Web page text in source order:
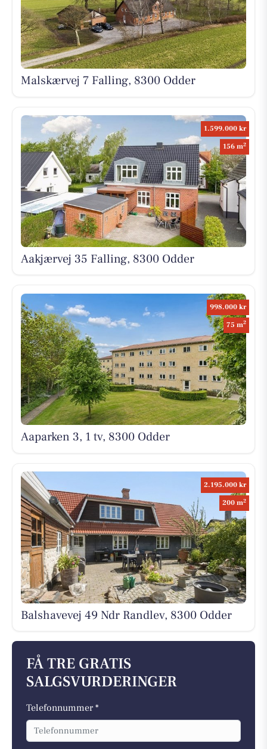
Malskærvej 7 Falling, 8300 Odder
1.599.000 kr
156 m2
Aakjærvej 35 Falling, 8300 Odder
998.000 kr
75 m2
Aaparken 3, 1 tv, 8300 Odder
2.195.000 kr
200 m2
Balshavevej 49 Ndr Randlev, 8300 Odder
FÅ TRE GRATIS
SALGSVURDERINGER
Telefonnummer *